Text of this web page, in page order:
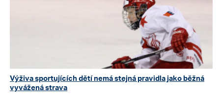
Výživa sportujících dětí nemá stejná pravidla jako běžná
vyvážená strava